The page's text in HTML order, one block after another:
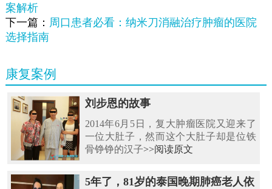
案解析
下一篇： 周口患者必看：纳米刀消融治疗肿瘤的医院
选择指南
康复案例
刘步恩的故事
2014年6月5日，复大肿瘤医院又迎来了
一位大肚子，然而这个大肚子却是位铁
骨铮铮的汉子>>阅读原文
5年了，81岁的泰国晚期肺癌老人依